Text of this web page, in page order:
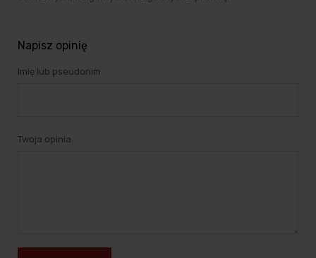
Napisz opinię
Imię lub pseudonim
Twoja opinia